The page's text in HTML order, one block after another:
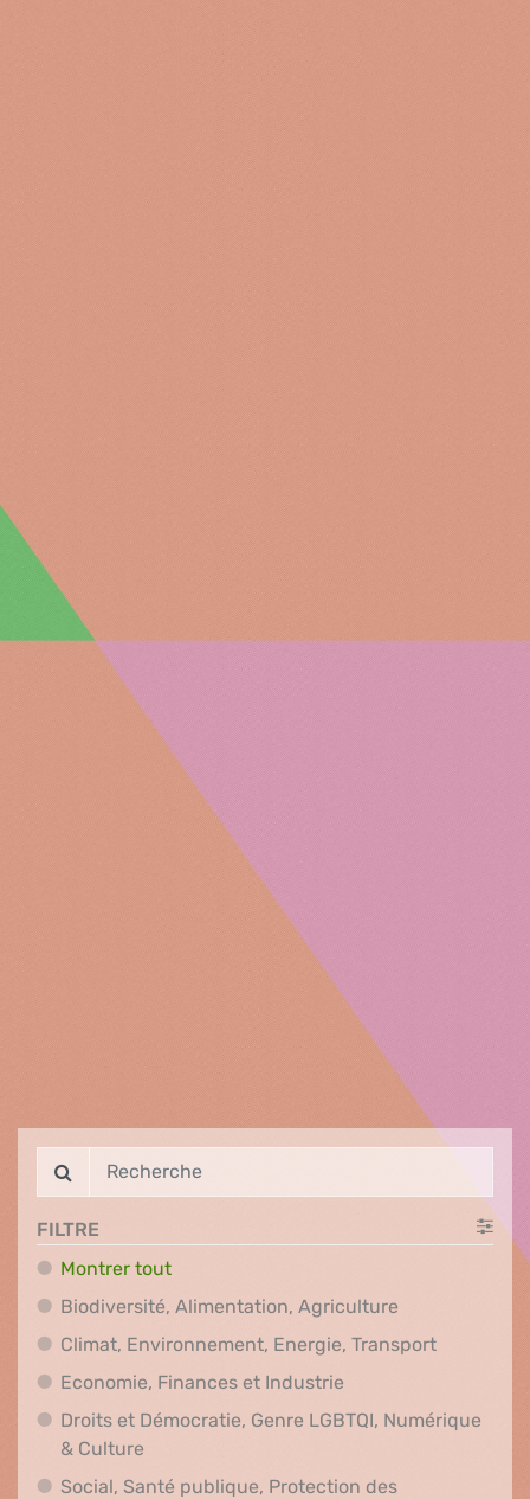
FILTRE
Montrer tout
Biodiversité, Alimentation, AgricultureBiodiversité,
Climat, Environnement, Energie, TransportClimat,
Economie, Finances et Industrie
Droits et Démocratie, Genre LGBTQI, Numérique
& Culture
Social, Santé publique, Protection des